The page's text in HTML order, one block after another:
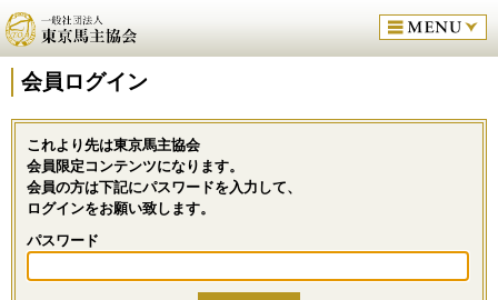
会員ログイン
これより先は東京馬主協会
会員限定コンテンツになります。
会員の方は下記にパスワードを入力して、
ログインをお願い致します。
パスワード